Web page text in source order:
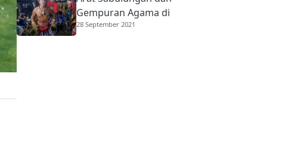
Gempuran Agama di
Mentawai
28 September 2021